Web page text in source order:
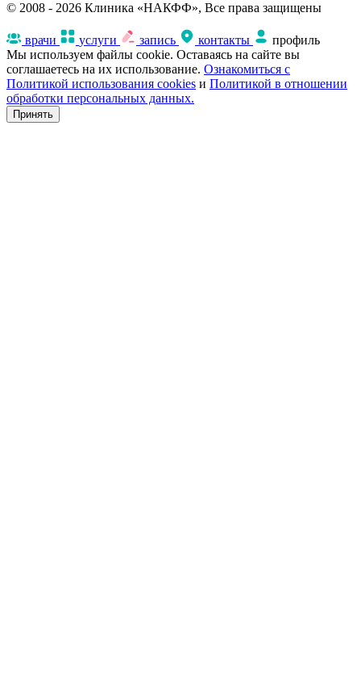
© 2008 - 2026 Клиника «НАКФФ», Все права защищены
врачи услуги запись контакты
профиль
Мы используем файлы cookie. Оставаясь на сайте вы
соглашаетесь на их использование. Ознакомиться с
Политикой использования cookies и Политикой в отношении
обработки персональных данных.
Принять